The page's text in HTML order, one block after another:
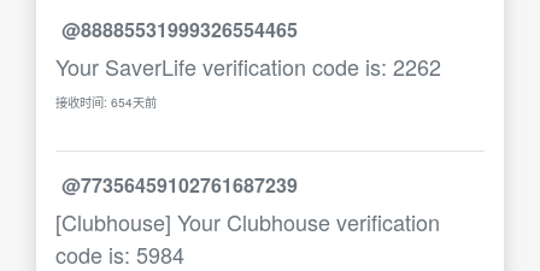
@88885531999326554465
Your SaverLife verification code is: 2262
接收时间: 654天前
@77356459102761687239
[Clubhouse] Your Clubhouse verification
code is: 5984